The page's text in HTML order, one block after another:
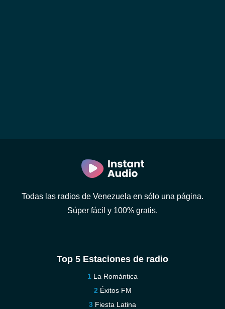
Todas las radios de Venezuela en sólo una página.
Súper fácil y 100% gratis.
Top 5 Estaciones de radio
La Romántica
Éxitos FM
Fiesta Latina